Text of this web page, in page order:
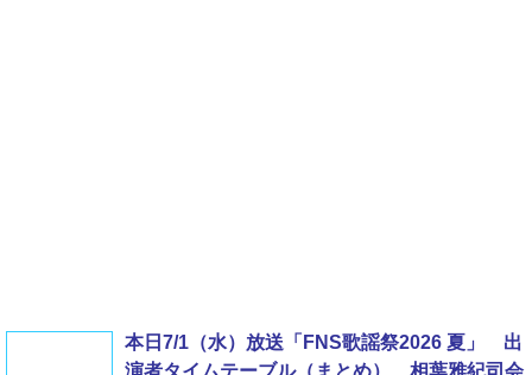
本日7/1（水）放送「FNS歌謡祭2026 夏」 出
演者タイムテーブル（まとめ） 相葉雅紀司会